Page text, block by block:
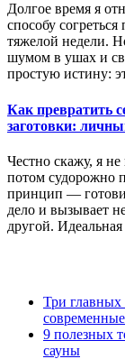
Долгое время я
способу
тяжелой недели.
шумом в ушах и
простую истину:
Как превратить
заготовки:
Честно скажу, я
потом судорожно
принцип —
дело и вызывает
другой.
Три главных
9 полезных
сауны